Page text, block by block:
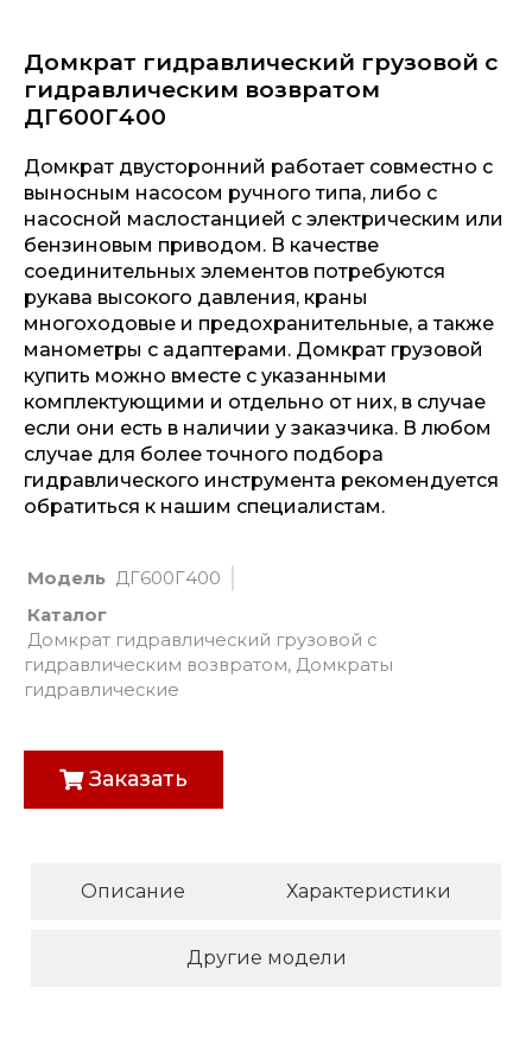
Домкрат гидравлический грузовой с
гидравлическим возвратом
ДГ600Г400
Домкрат двусторонний работает совместно с
выносным насосом ручного типа, либо с
насосной маслостанцией с электрическим или
бензиновым приводом. В качестве
соединительных элементов потребуются
рукава высокого давления, краны
многоходовые и предохранительные, а также
манометры с адаптерами. Домкрат грузовой
купить можно вместе с указанными
комплектующими и отдельно от них, в случае
если они есть в наличии у заказчика. В любом
случае для более точного подбора
гидравлического инструмента рекомендуется
обратиться к нашим специалистам.
Модель ДГ600Г400
Каталог
Домкрат гидравлический грузовой с
гидравлическим возвратом, Домкраты
гидравлические
Заказать
Описание Характеристики
Другие модели